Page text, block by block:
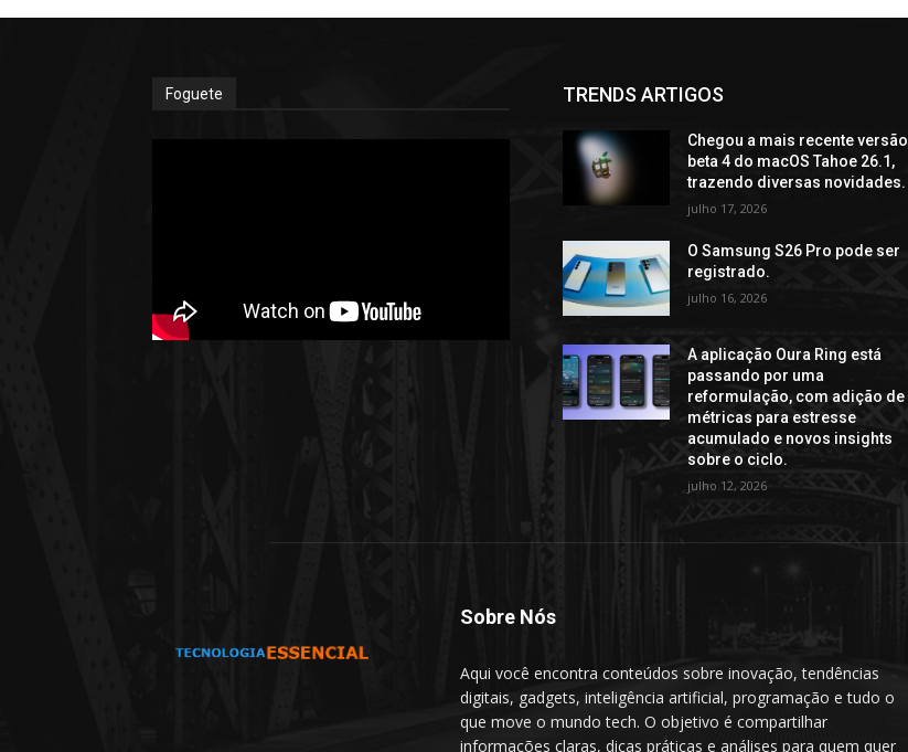
Foguete TRENDS ARTIGOS
Chegou a mais recente versão
beta 4 do macOS Tahoe 26.1,
trazendo diversas novidades.
julho 17, 2026
O Samsung S26 Pro pode ser
registrado.
julho 16, 2026
A aplicação Oura Ring está
passando por uma
reformulação, com adição de
métricas para estresse
acumulado e novos insights
sobre o ciclo.
julho 12, 2026
Sobre Nós
Aqui você encontra conteúdos sobre inovação, tendências
digitais, gadgets, inteligência artificial, programação e tudo o
que move o mundo tech. O objetivo é compartilhar
informações claras, dicas práticas e análises para quem quer